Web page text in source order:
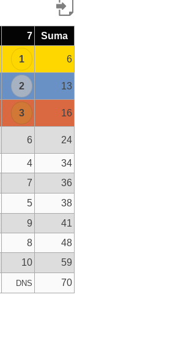
7 Suma
1 6
2 13
3 16
6 24
4
34
7
36
5
38
9
41
8
48
10
59
DNS 70